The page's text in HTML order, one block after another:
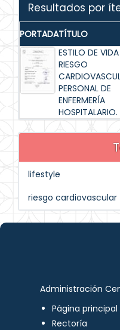
Resultados por
PORTADATÍTULO
ESTILO DE
RIESGO
PERSONAL DE
ENFERMERÍA
HOSPITALARIO.
lifestyle
riesgo cardiovascular
Administración
Página principal
Rectoría